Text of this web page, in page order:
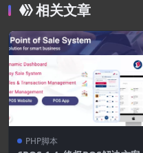
相关文章
PHP脚本